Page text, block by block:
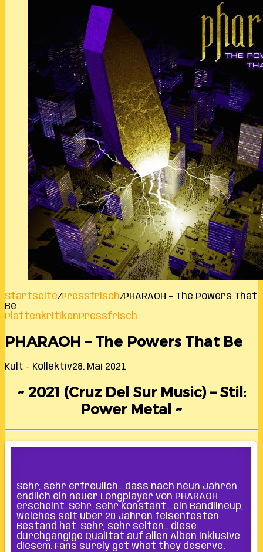
Startseite/Pressfrisch/PHARAOH – The Powers That
Be
PlattenkritikenPressfrisch
PHARAOH – The Powers That Be
Kult - Kollektiv28. Mai 2021
~ 2021 (Cruz Del Sur Music) – Stil:
Power Metal ~
Sehr, sehr erfreulich… dass nach neun Jahren
endlich ein neuer Longplayer von PHARAOH
erscheint. Sehr, sehr konstant… ein Bandlineup,
welches seit über 20 Jahren felsenfesten
Bestand hat. Sehr, sehr selten… diese
durchgängige Qualität auf allen Alben inklusive
diesem. Fans surely get what they deserve.